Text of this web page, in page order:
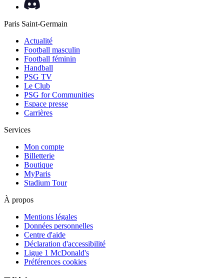
Paris Saint-Germain
Actualité
Football masculin
Football féminin
Handball
PSG TV
Le Club
PSG for Communities
Espace presse
Carrières
Services
Mon compte
Billetterie
Boutique
MyParis
Stadium Tour
À propos
Mentions légales
Données personnelles
Centre d'aide
Déclaration d'accessibilité
Ligue 1 McDonald's
Préférences cookies